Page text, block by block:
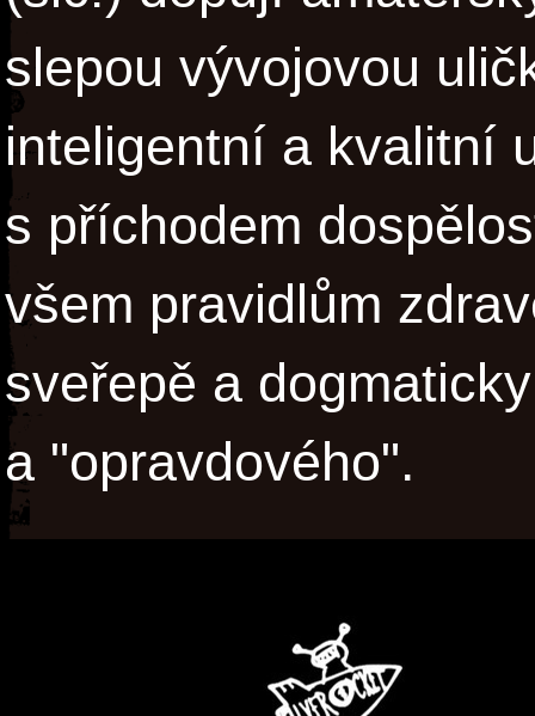
slepou vývojovou
inteligentní a kvalitní
s příchodem
všem pravidlům
sveřepě a
a "opravdového".